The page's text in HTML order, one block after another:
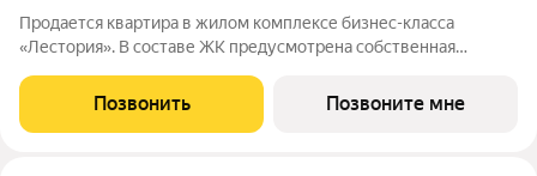
Продается квартира в жилом комплексе бизнес-класса
«Лестория». В составе ЖК предусмотрена собственная
подогреваемыми бассейнами, что соответствуют стандартам
бизнес-класса. Аквазона объединяет взрослый и
Позвонить Позвоните мне